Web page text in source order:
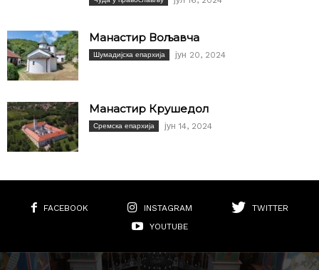
Манастир Вољавча
Шумадијска епархија јун 20, 2024
Манастир Крушедол
Сремска епархија јун 14, 2024
FACEBOOK INSTAGRAM
TWITTER
YOUTUBE